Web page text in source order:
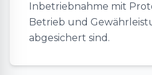
Inbetriebnahme mit
Betrieb und
abgesichert sind.